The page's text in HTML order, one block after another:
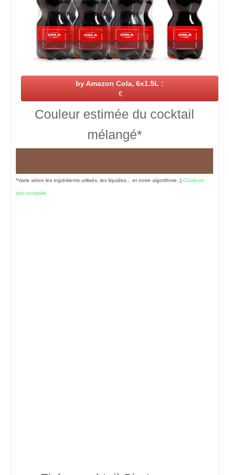
by Amazon Cola, 6x1.5L :
€
Couleur estimée du cocktail
mélangé*
*Varie selon les ingrédients utilisés, les liquides... et notre algorithme ;) Couleurs
des cocktails